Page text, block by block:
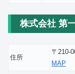
株式会社 第
住所
〒210-
MAP